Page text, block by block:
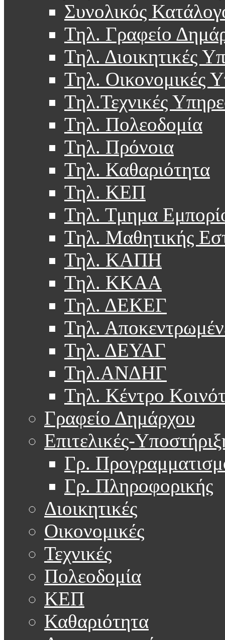
Συνολικός
Τηλ. Γραφείο
Τηλ. Διοικητικές
Τηλ. Οικονομικές
Τηλ.Τεχνικές
Τηλ. Πολεοδομία
Τηλ. Πρόνοια
Τηλ. Καθαριότητα
Τηλ. ΚΕΠ
Τηλ. Τμημα
Τηλ. Μαθητικής
Τηλ. ΚΑΠΗ
Τηλ. ΚΚΑΑ
Τηλ. ΔΕΚΕΓ
Τηλ.
Τηλ. ΔΕΥΑΓ
Τηλ.ΑΝΔΗΓ
Τηλ. Κέντρο
Γραφείο Δημάρχου
Επιτελικές-
Γρ.
Γρ. Πληροφορικής
Διοικητικές
Οικονομικές
Τεχνικές
Πολεοδομία
ΚΕΠ
Καθαριότητα